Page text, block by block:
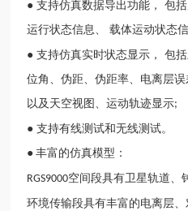
● 支持仿真数据导出功能， 包
运行状态信息、 载体运动状态
● 支持仿真实时状态显示， 包
位角、伪距、伪距率、电离层
以及天空视图、运动轨迹显示;
● 支持有线测试和无线测试。
● 丰富的仿真模型：
RGS9000空间段具有卫星轨道、
环境传输段具有丰富的电离层